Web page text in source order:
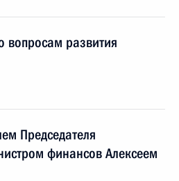
вопросам развития
Председателя
финансов Алексеем